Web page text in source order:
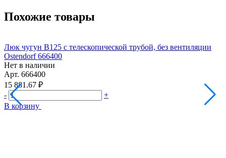
Похожие товары
Люк чугун В125 с телескопической трубой, без вентиляции
Ostendorf 666400
Нет в наличии
Арт. 666400
15 881.67 ₽
-
+
В корзину